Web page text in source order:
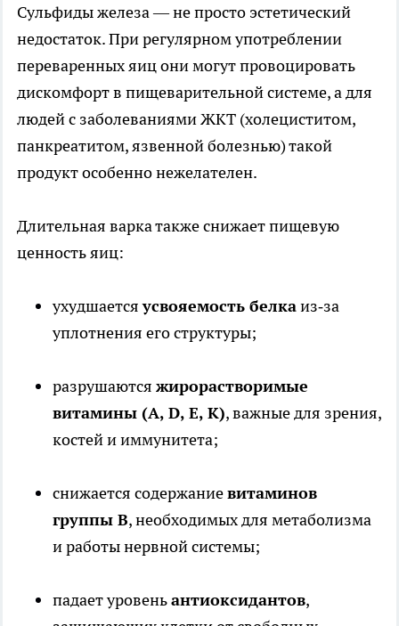
Сульфиды железа — не просто эстетический
недостаток. При регулярном употреблении
переваренных яиц они могут провоцировать
дискомфорт в пищеварительной системе, а для
людей с заболеваниями ЖКТ (холециститом,
панкреатитом, язвенной болезнью) такой
продукт особенно нежелателен.
Длительная варка также снижает пищевую
ценность яиц:
ухудшаетсяусвояемость белкаиз‑за
уплотнения его структуры;
разрушаются жирорастворимые
витамины (A, D, E, K), важные для зрения,
костей и иммунитета;
снижается содержаниевитаминов
группы B, необходимых для метаболизма
и работы нервной системы;
падает уровеньантиоксидантов,